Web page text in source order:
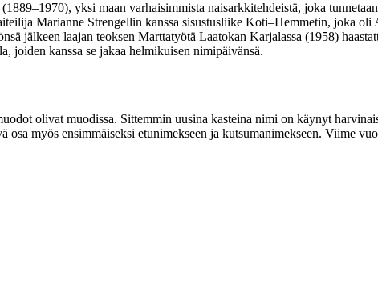
yksi maan varhaisimmista naisarkkitehdeistä, joka
Marianne Strengellin kanssa sisustusliike Koti–Hemmetin, joka
jälkeen laajan teoksen Marttatyötä Laatokan Karjalassa (1958)
joiden kanssa se jakaa helmikuisen nimipäivänsä.
olivat muodissa. Sittemmin uusina kasteina nimi on käynyt
osa myös ensimmäiseksi etunimekseen ja kutsumanimekseen. Viime